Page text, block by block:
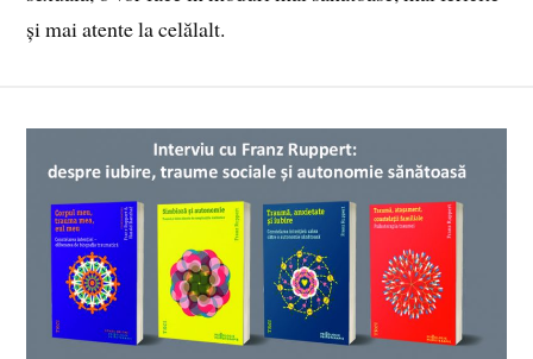
și mai atente la celălalt.